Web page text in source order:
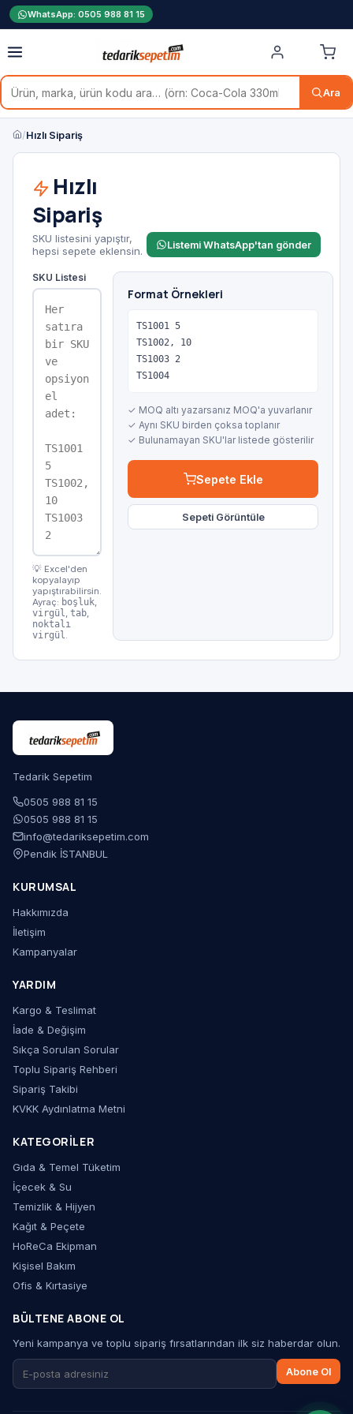
WhatsApp: 0505 988 81 15
Ara
/Hızlı Sipariş
Hızlı
Sipariş
SKU listesini yapıştır,
hepsi sepete eklensin.
Listemi WhatsApp'tan gönder
SKU Listesi
💡 Excel'den
kopyalayıp
yapıştırabilirsin.
Ayraç: boşluk,
virgül, tab,
noktalı
virgül.
Format Örnekleri
TS1001 5
TS1002, 10
TS1003 2
TS1004
✓ MOQ altı yazarsanız MOQ'a yuvarlanır
✓ Aynı SKU birden çoksa toplanır
✓ Bulunamayan SKU'lar listede gösterilir
Sepete Ekle
Sepeti Görüntüle
Tedarik Sepetim
0505 988 81 15
0505 988 81 15
info@tedariksepetim.com
Pendik İSTANBUL
KURUMSAL
Hakkımızda
İletişim
Kampanyalar
YARDIM
Kargo & Teslimat
İade & Değişim
Sıkça Sorulan Sorular
Toplu Sipariş Rehberi
Sipariş Takibi
KVKK Aydınlatma Metni
KATEGORILER
Gıda & Temel Tüketim
İçecek & Su
Temizlik & Hijyen
Kağıt & Peçete
HoReCa Ekipman
Kişisel Bakım
Ofis & Kırtasiye
BÜLTENE ABONE OL
Yeni kampanya ve toplu sipariş fırsatlarından ilk siz haberdar olun.
Abone Ol